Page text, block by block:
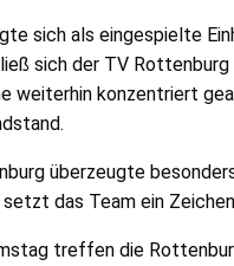
sich als eingespielte
sich der TV
weiterhin konzentriert
überzeugte
das Team ein
treffen die